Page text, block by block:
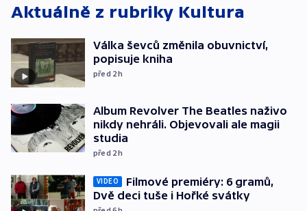
Aktuálně z rubriky Kultura
Válka ševců změnila obuvnictví,
popisuje kniha
před 2h
Album Revolver The Beatles naživo
nikdy nehráli. Objevovali ale magii
studia
před 2h
VIDEO
Filmové premiéry: 6 gramů,
Dvě deci tuše i Hořké svátky